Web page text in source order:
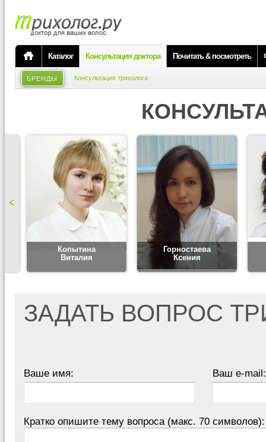
Каталог Консультация доктора Почитать & посмотреть
БРЕНДЫ Консультация трихолога
Копытина
Виталия
Горностаева
Ксения
ЗАДАТЬ ВОПРОС
Ваше имя: Ваш e-mail:
Кратко опишите тему вопроса (макс. 70 символов):